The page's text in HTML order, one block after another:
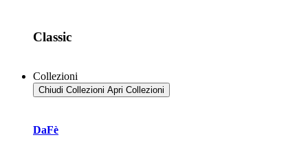
Classic
Collezioni
Chiudi Collezioni Apri Collezioni
DaFè